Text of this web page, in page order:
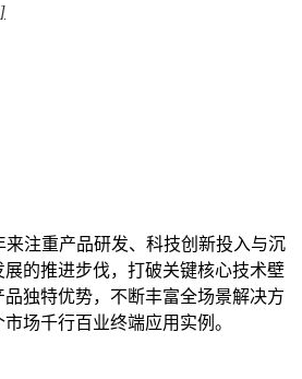
注重产品研发、科技创新投入与沉
的推进步伐，打破关键核心技术壁
独特优势，不断丰富全场景解决方
场千行百业终端应用实例。